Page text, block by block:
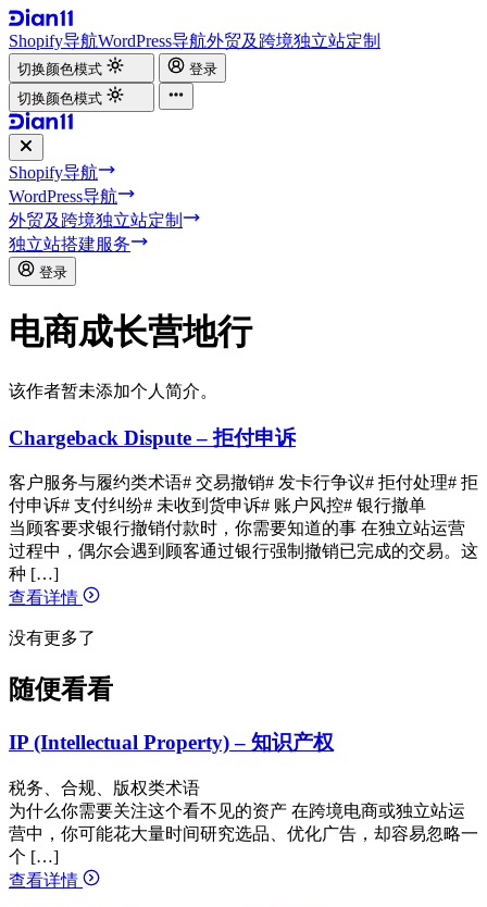
Shopify导航WordPress导航外贸及跨境独立站定制
切换颜色模式
登录
切换颜色模式
Shopify导航
WordPress导航
外贸及跨境独立站定制
独立站搭建服务
登录
电商成长营地行
该作者暂未添加个人简介。
Chargeback Dispute – 拒付申诉
客户服务与履约类术语# 交易撤销# 发卡行争议# 拒付处理# 拒
付申诉# 支付纠纷# 未收到货申诉# 账户风控# 银行撤单
当顾客要求银行撤销付款时，你需要知道的事 在独立站运营
过程中，偶尔会遇到顾客通过银行强制撤销已完成的交易。这
种 […]
查看详情
没有更多了
随便看看
IP (Intellectual Property) – 知识产权
税务、合规、版权类术语
为什么你需要关注这个看不见的资产 在跨境电商或独立站运
营中，你可能花大量时间研究选品、优化广告，却容易忽略一
个 […]
查看详情